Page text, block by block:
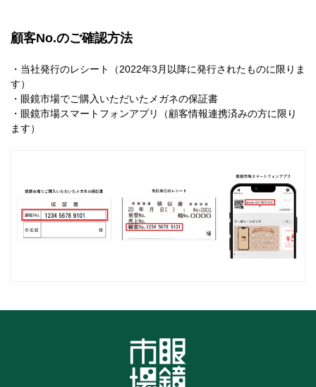
顧客No.のご確認方法
・当社発行のレシート（2022年3月以降に発行されたものに限りま
す）
・眼鏡市場でご購入いただいたメガネの保証書
・眼鏡市場スマートフォンアプリ（顧客情報連携済みの方に限り
ます）